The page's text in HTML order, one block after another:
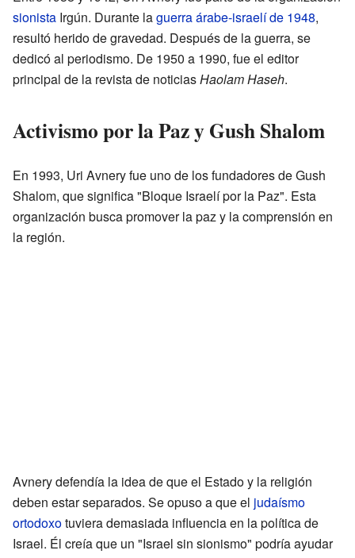
sionista Irgún. Durante laguerra árabe-israelí de 1948,
resultó herido de gravedad. Después de la guerra, se
dedicó al periodismo. De 1950 a 1990, fue el editor
principal de la revista de noticiasHaolam Haseh.
Activismo por la Paz y Gush Shalom
En 1993, Uri Avnery fue uno de los fundadores de Gush
Shalom, que significa "Bloque Israelí por la Paz". Esta
organización busca promover la paz y la comprensión en
la región.
Avnery defendía la idea de que el Estado y la religión
deben estar separados. Se opuso a que el judaísmo
ortodoxotuviera demasiada influencia en la política de
Israel. Él creía que un "Israel sin sionismo" podría ayudar